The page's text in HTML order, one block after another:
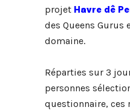
projet Havre dê
des Queens Gurus
domaine.
Réparties sur 3
personnes
questionnaire, ces